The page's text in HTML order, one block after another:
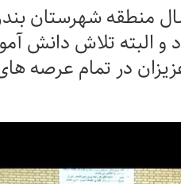
و البته تلاش دانش
در تمام عرصه